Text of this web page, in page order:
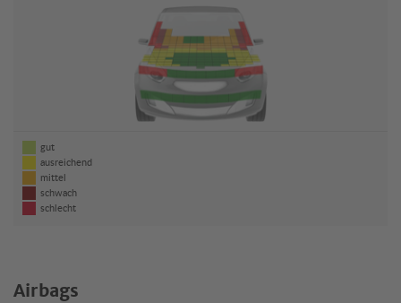
gut
ausreichend
mittel
schwach
schlecht
Airbags